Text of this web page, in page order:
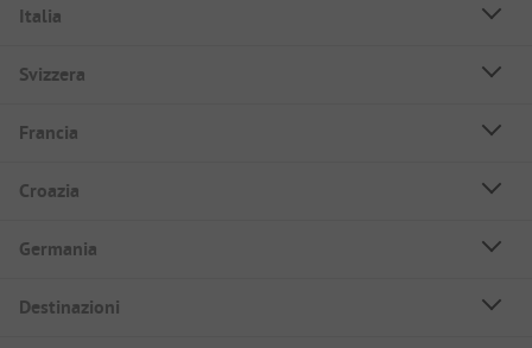
Italia
Svizzera
Francia
Croazia
Germania
Destinazioni